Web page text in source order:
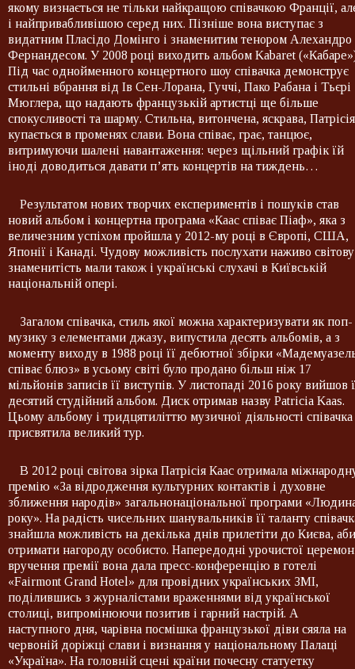
якому визнається не тільки найкращою співачкою Франції,
і найпривабливішою серед них. Пізніше вона виступає з
видатним Пласідо Домінго і знаменитим тенором Алехандро
Фернандесом. У 2008 році виходить альбом Kabaret
Під час однойменного концертного шоу співачка демонструє
стильні вбрання від Ів Сен-Лорана, Гуччі, Пако Рабана і Тьєрі
Мюглера, що надають французькій артистці ще більше
спокусливості та шарму. Стильна, витончена, яскрава, Патрісія
купається в променях слави. Вона співає, грає, танцює,
витримуючи шалені навантаження: через щільний графік їй
іноді доводиться давати п’ять концертів на тиждень…
Результатом нових творчих експериментів і пошуків став
новий альбом і концертна програма «Каас співає Піаф», яка з
величезним успіхом пройшла у 2012-му році в Європі, США,
Японії і Канаді. Чудову можливість послухати наживо світову
знаменитість мали також і українські слухачі в Київській
національній опері.
Загалом співачка, стиль якої можна характеризувати як поп-
музику з елементами джазу, випустила десять альбомів, а з
моменту виходу в 1988 році її дебютної збірки
співає блюз» в усьому світі було продано більш ніж 17
мільйонів записів її виступів. У листопаді 2016 року вийшов
десятий студійний альбом. Диск отримав назву Patricia Kaas.
Цьому альбому і тридцятиліттю музичної діяльності співачка
присвятила великий тур.
В 2012 році світова зірка Патрісія Каас отримала
премію «За відродження культурних контактів і духовне
зближення народів» загальнонаціональної програми
року». На радість чисельних шанувальників її таланту
знайшла можливість на декілька днів прилетіти до Києва, аби
отримати нагороду особисто. Напередодні урочистої
вручення премії вона дала пресс-конференцію в готелi
«Fairmont Grand Hotel» для провідних українських ЗМІ,
поділившись з журналістами враженнями від української
столиці, випромінюючи позитив і гарний настрій. А
наступного дня, чарівна посмішка французької діви сяяла на
червоній доріжці слави і визнання у національному Палаці
«Україна». На головній сцені країни почесну статуетку